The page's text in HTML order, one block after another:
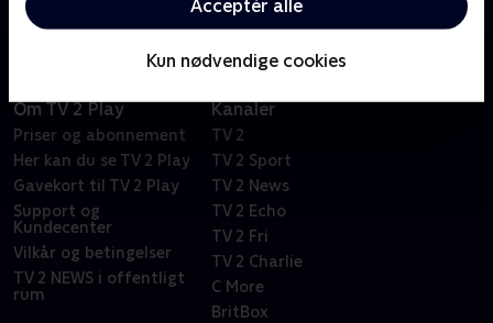
Acceptér alle
Kun nødvendige cookies
Om TV 2 Play
Priser og abonnement
Her kan du se TV 2 Play
Gavekort til TV 2 Play
Support og
Kundecenter
Vilkår og betingelser
TV 2 NEWS i offentligt
rum
Kanaler
TV 2
TV 2 Sport
TV 2 News
TV 2 Echo
TV 2 Fri
TV 2 Charlie
C More
BritBox